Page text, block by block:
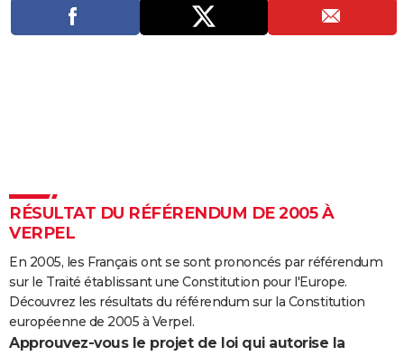
Destinations
Voyage nature
Voyage de noces
Dictionnaire
Biographies
Citations
Expressions
Proverbes
PROGRAMME TV
COPAINS D'AVANT
S'inscrire
Se connecter
Lycées
Collèges
Primaires
Universités
Entreprises
Service militaire
Avis de recherche
AVIS DE DÉCÈS
FORUM
Bricolage
Lifestyle
Culture
Sport
Auto
Television
Voyage
Cinema
RÉSULTAT DU RÉFÉRENDUM DE 2005 À
VERPEL
En 2005, les Français ont se sont prononcés par référendum
sur le Traité établissant une Constitution pour l'Europe.
Découvrez les résultats du référendum sur la Constitution
européenne de 2005 à Verpel.
Approuvez-vous le projet de loi qui autorise la